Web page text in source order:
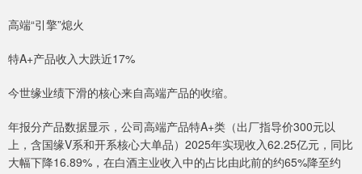
高端“引擎”熄火
特A+产品收入大跌近17%
今世缘业绩下滑的核心来自高端产品的收缩。
年报分产品数据显示，公司高端产品特A+类（出厂指导价300元以
上，含国缘V系和开系核心大单品）2025年实现收入62.25亿元，同比
大幅下降16.89%，在白酒主业收入中的占比由此前的约65%降至约